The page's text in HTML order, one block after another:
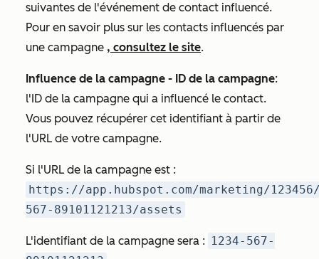
suivantes de l'événement de contact influencé.
Pour en savoir plus sur les contacts influencés par
une campagne , consultez le site.
Influence de la campagne - ID de la campagne:
l'ID de la campagne qui a influencé le contact.
Vous pouvez récupérer cet identifiant à partir de
l'URL de votre campagne.
Si l'URL de la campagne est :
https://app.hubspot.com/marketing/123456/
567-89101121213/assets
L'identifiant de la campagne sera : 1234-567-